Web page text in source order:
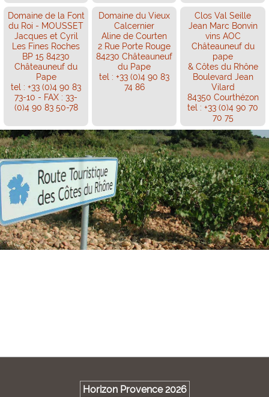
Domaine de la Font
du Roi - MOUSSET
Jacques et Cyril
Les Fines Roches
BP 15 84230
Châteauneuf du
Pape
tel : +33 (0)4 90 83
73-10 - FAX : 33-
(0)4 90 83 50-78
Domaine du Vieux
Calcernier
Aline de Courten
2 Rue Porte Rouge
84230 Châteauneuf
du Pape
tel : +33 (0)4 90 83
74 86
Clos Val Seille
Jean Marc Bonvin
vins AOC
Châteauneuf du
pape
& Côtes du Rhône
Boulevard Jean
Vilard
84350 Courthézon
tel : +33 (0)4 90 70
70 75
Horizon Provence 2026